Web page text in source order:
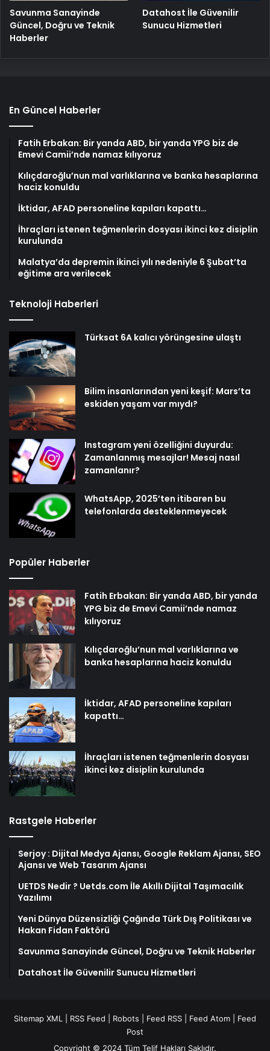
Savunma Sanayinde
Güncel, Doğru ve Teknik
Haberler
Datahost İle Güvenilir
Sunucu Hizmetleri
En Güncel Haberler
Fatih Erbakan: Bir yanda ABD, bir yanda YPG biz de
Emevi Camii’nde namaz kılıyoruz
Kılıçdaroğlu’nun mal varlıklarına ve banka hesaplarına
haciz konuldu
İktidar, AFAD personeline kapıları kapattı…
İhraçları istenen teğmenlerin dosyası ikinci kez disiplin
kurulunda
Malatya’da depremin ikinci yılı nedeniyle 6 Şubat’ta
eğitime ara verilecek
Teknoloji Haberleri
Türksat 6A kalıcı yörüngesine ulaştı
Bilim insanlarından yeni keşif: Mars’ta
eskiden yaşam var mıydı?
Instagram yeni özelliğini duyurdu:
Zamanlanmış mesajlar! Mesaj nasıl
zamanlanır?
WhatsApp, 2025’ten itibaren bu
telefonlarda desteklenmeyecek
Popüler Haberler
Fatih Erbakan: Bir yanda ABD, bir yanda
YPG biz de Emevi Camii’nde namaz
kılıyoruz
Kılıçdaroğlu’nun mal varlıklarına ve
banka hesaplarına haciz konuldu
İktidar, AFAD personeline kapıları
kapattı…
İhraçları istenen teğmenlerin dosyası
ikinci kez disiplin kurulunda
Rastgele Haberler
Serjoy : Dijital Medya Ajansı, Google Reklam Ajansı, SEO
Ajansı ve Web Tasarım Ajansı
UETDS Nedir ? Uetds.com İle Akıllı Dijital Taşımacılık
Yazılımı
Yeni Dünya Düzensizliği Çağında Türk Dış Politikası ve
Hakan Fidan Faktörü
Savunma Sanayinde Güncel, Doğru ve Teknik Haberler
Datahost İle Güvenilir Sunucu Hizmetleri
Sitemap XML RSS Feed Robots Feed RSS Feed Atom
Feed
Post
Copyright © 2024 Tüm Telif Hakları Saklıdır.